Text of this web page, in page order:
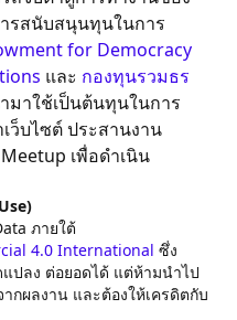
ารสนับสนุนทุนในการ
for Democracy
และ กองทุนรวมธร
มาใช้เป็นต้นทุนในการ
บไซต์ ประสานงาน
เพื่อดำเนิน
ภายใต้
4.0 International ซึ่ง
ปลง ต่อยอดได้ แต่ห้ามนำไป
กผลงาน และต้องให้เครดิตกับ